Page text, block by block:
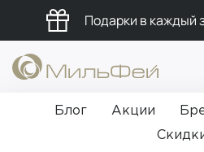
Подарки в каждый
Промокод
Бесплатная
Блог Акции